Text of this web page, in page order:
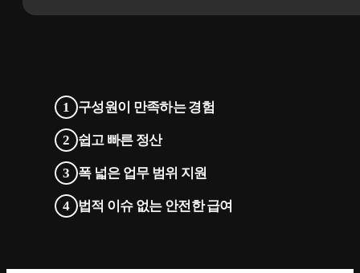
구성원이 만족하는 경험
쉽고 빠른 정산
폭 넓은 업무 범위 지원
법적 이슈 없는 안전한 급여